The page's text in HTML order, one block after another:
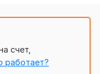
счет,
работает?